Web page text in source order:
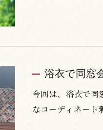
浴衣で同窓
今回は、浴衣で同
なコーディネー